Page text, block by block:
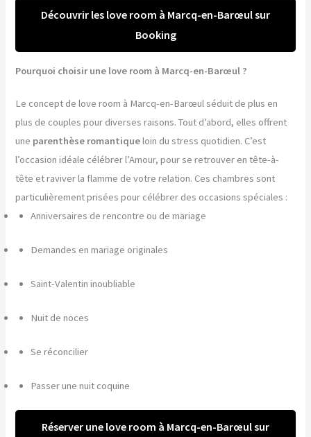
Découvrir les love room à Marcq-en-Barœul sur
Booking
Pourquoi choisir une love room à Marcq-en-Barœul ?
Le concept de love room à Marcq-en-Barœul séduit de plus en
plus de couples pour diverses raisons. Tout d’abord, elles offrent
une parenthèse romantiqueloin du stress quotidien. C’est
l’occasion idéale célébrer l’Amour, pour se retrouver en tête-à-
tête et raviver la flamme de votre relation. Ces chambres sont
particulièrement prisées pour célébrer des occasions spéciales :
Anniversaires de rencontre ou de mariage
Demandes en mariage originales
Saint-Valentin inoubliable
Nuit de noces
Se réconcilier
Passer une nuit coquine
Réserver une love room à Marcq-en-Barœul sur